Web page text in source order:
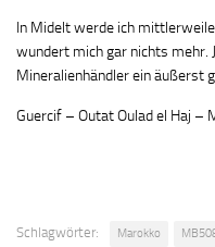
In Midelt werde ich
wundert mich gar nichts mehr.
Mineralienhändler ein äußerst
Guercif – Outat Oulad el Haj
Schlagwörter: Marokko